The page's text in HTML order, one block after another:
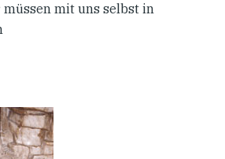
müssen mit uns selbst in